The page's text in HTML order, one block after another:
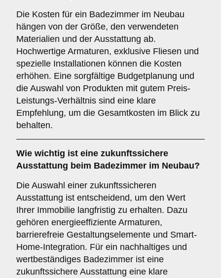
Die Kosten für ein Badezimmer im Neubau
hängen von der Größe, den verwendeten
Materialien und der Ausstattung ab.
Hochwertige Armaturen, exklusive Fliesen und
spezielle Installationen können die Kosten
erhöhen. Eine sorgfältige Budgetplanung und
die Auswahl von Produkten mit gutem Preis-
Leistungs-Verhältnis sind eine klare
Empfehlung, um die Gesamtkosten im Blick zu
behalten.
Wie wichtig ist eine zukunftssichere
Ausstattung beim Badezimmer im Neubau?
Die Auswahl einer zukunftssicheren
Ausstattung ist entscheidend, um den Wert
Ihrer Immobilie langfristig zu erhalten. Dazu
gehören energieeffiziente Armaturen,
barrierefreie Gestaltungselemente und Smart-
Home-Integration. Für ein nachhaltiges und
wertbeständiges Badezimmer ist eine
zukunftssichere Ausstattung eine klare